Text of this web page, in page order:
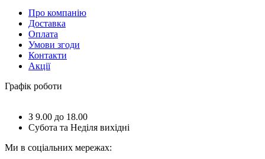
Про компанію
Доставка
Оплата
Умови згоди
Контакти
Акції
Графік роботи
З 9.00 до 18.00
Субота та Неділя вихідні
Ми в соціальних мережах: